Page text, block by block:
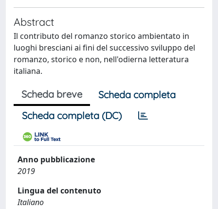
Abstract
Il contributo del romanzo storico ambientato in
luoghi bresciani ai fini del successivo sviluppo del
romanzo, storico e non, nell'odierna letteratura
italiana.
Scheda breve
Scheda completa
Scheda completa (DC)
Anno pubblicazione
2019
Lingua del contenuto
Italiano